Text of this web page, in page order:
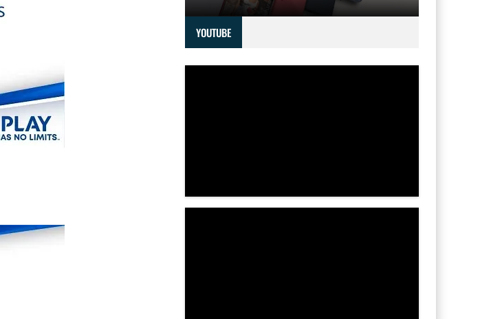
YOUTUBE